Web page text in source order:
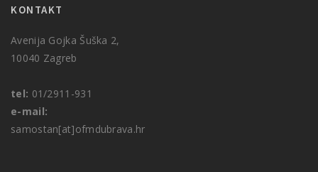
KONTAKT
Avenija Gojka Šuška 2,
10040 Zagreb
tel: 01/2911-931
e-mail:
samostan[at]ofmdubrava.hr